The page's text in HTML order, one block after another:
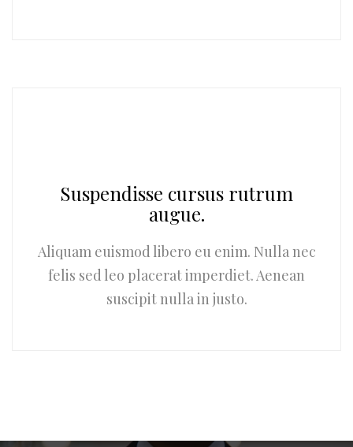
Suspendisse cursus rutrum
augue.
Aliquam euismod libero eu enim. Nulla nec
felis sed leo placerat imperdiet. Aenean
suscipit nulla in justo.